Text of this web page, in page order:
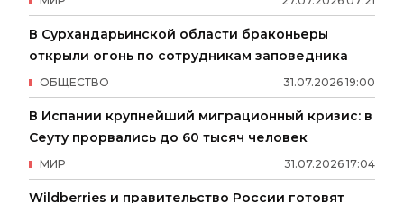
В Сурхандарьинской области браконьеры
открыли огонь по сотрудникам заповедника
31.07.2026 19:00
ОБЩЕСТВО
В Испании крупнейший миграционный кризис: в
Сеуту прорвались до 60 тысяч человек
31.07.2026 17:04
МИР
Wildberries и правительство России готовят